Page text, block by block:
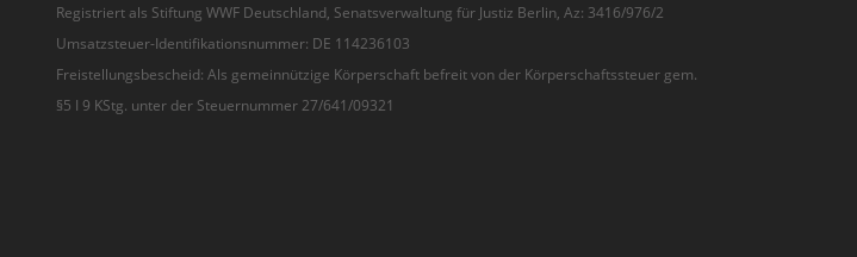
Registriert als Stiftung WWF Deutschland, Senatsverwaltung für Justiz Berlin, Az: 3416/976/2
Umsatzsteuer-Identifikationsnummer: DE 114236103
Freistellungsbescheid: Als gemeinnützige Körperschaft befreit von der Körperschaftssteuer gem.
§5 I 9 KStg. unter der Steuernummer 27/641/09321